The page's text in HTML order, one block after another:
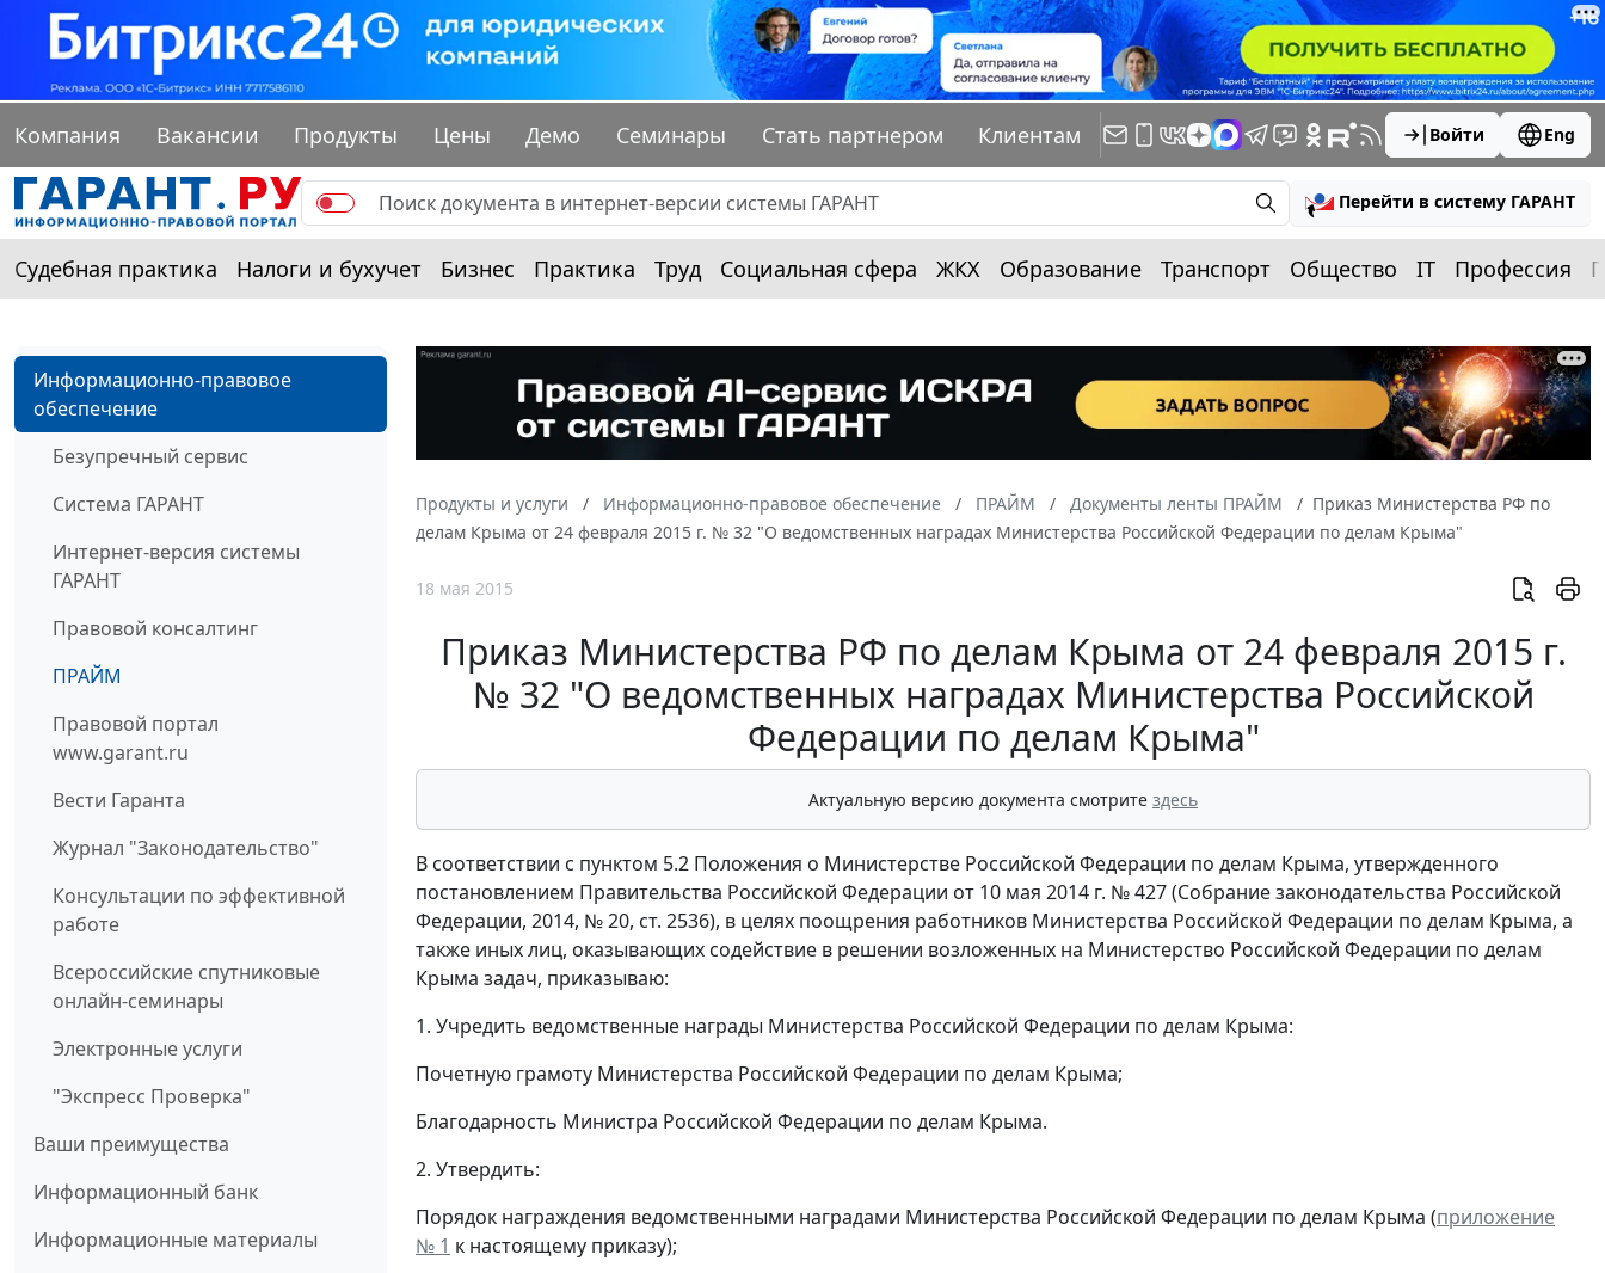
Компания Вакансии Продукты Цены Демо Семинары Стать партнером Клиентам Войти Eng
Перейти в систему ГАРАНТ
Судебная практика Налоги и бухучет Бизнес Практика Труд Социальная сфера ЖКХ Образование Транспорт Общество IT Профессия
Информационно-правовое
обеспечение
Безупречный сервис
Система ГАРАНТ
Интернет-версия системы
ГАРАНТ
Правовой консалтинг
ПРАЙМ
Правовой портал
www.garant.ru
Вести Гаранта
Журнал "Законодательство"
Консультации по эффективной
работе
Всероссийские спутниковые
онлайн-семинары
Электронные услуги
"Экспресс Проверка"
Ваши преимущества
Информационный банк
Информационные материалы
Продукты и услуги Информационно-правовое обеспечение ПРАЙМ Документы ленты ПРАЙМ
Приказ Министерства РФ по
делам Крыма от 24 февраля 2015 г. № 32 "О ведомственных наградах Министерства Российской Федерации по делам Крыма"
18 мая 2015
Приказ Министерства РФ по делам Крыма от 24 февраля 2015 г.
№ 32 "О ведомственных наградах Министерства Российской
Федерации по делам Крыма"
Актуальную версию документа смотрите здесь
В соответствии с пунктом 5.2 Положения о Министерстве Российской Федерации по делам Крыма, утвержденного
постановлением Правительства Российской Федерации от 10 мая 2014 г. № 427 (Собрание законодательства Российской
Федерации, 2014, № 20, ст. 2536), в целях поощрения работников Министерства Российской Федерации по делам Крыма, а
также иных лиц, оказывающих содействие в решении возложенных на Министерство Российской Федерации по делам
Крыма задач, приказываю:
1. Учредить ведомственные награды Министерства Российской Федерации по делам Крыма:
Почетную грамоту Министерства Российской Федерации по делам Крыма;
Благодарность Министра Российской Федерации по делам Крыма.
2. Утвердить:
Порядок награждения ведомственными наградами Министерства Российской Федерации по делам Крыма (приложение
№ 1 к настоящему приказу);